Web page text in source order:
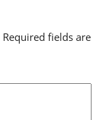
Required fields are